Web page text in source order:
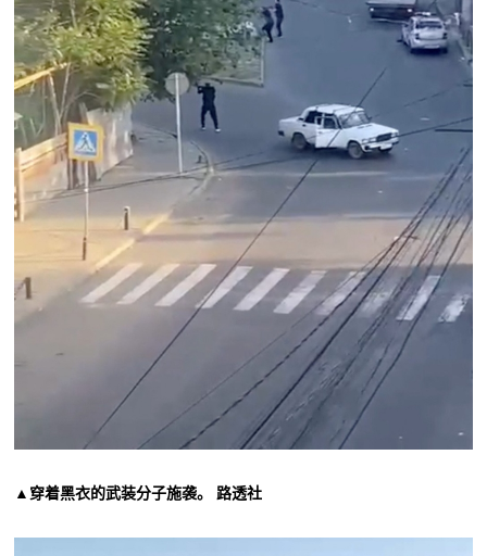
▲穿着黑衣的武装分子施袭。 路透社